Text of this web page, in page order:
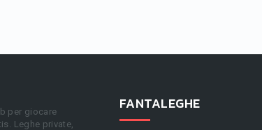
per giocare
Leghe private,
FANTALEGHE